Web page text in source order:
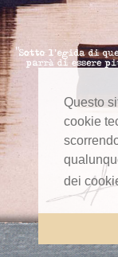
Questo
cookie
dei